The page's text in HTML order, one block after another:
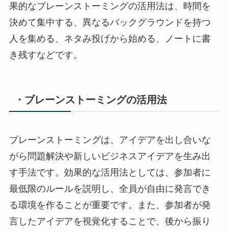
果的なブレーンストーミングの活用法は、時間を
決めて集中する、異なるバックグラウンドを持つ
人を集める、ネタみ投げから始める、ノートに書
き残すなどです。
・ブレーンストーミングの活用法
ブレーンストーミングは、アイデアを出し合いな
がら問題解決や新しいビジネスアイデアを生み出
す手法です。効果的な活用法としては、参加者に
最低限のルールを説明し、全員が自由に発言でき
る環境を作ることが重要です。また、参加者が発
言したアイデアを視覚化することで、後から振り